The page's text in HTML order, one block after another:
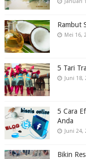
Rambut
Mei 16,
5 Tari
Juni 18,
5 Cara
Anda
Juni 24,
Bikin